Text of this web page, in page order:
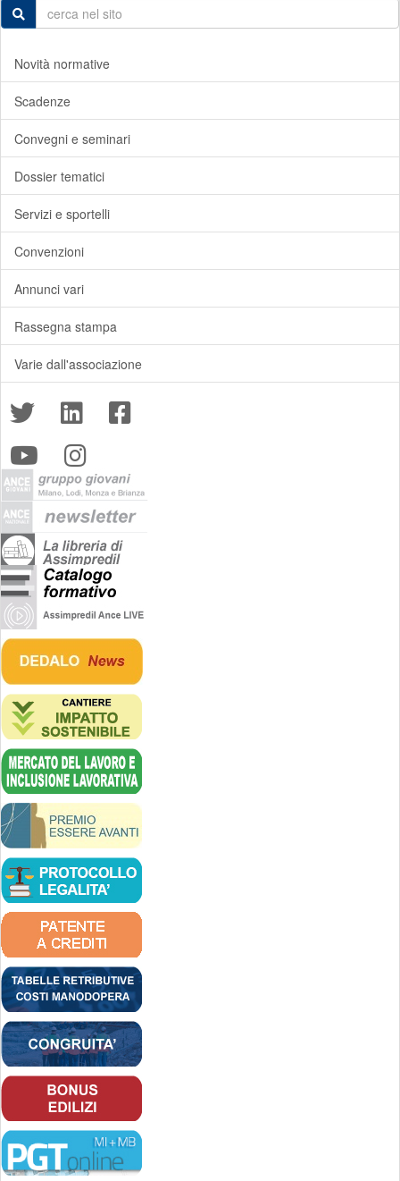
Novità normative
Scadenze
Convegni e seminari
Dossier tematici
Servizi e sportelli
Convenzioni
Annunci vari
Rassegna stampa
Varie dall'associazione